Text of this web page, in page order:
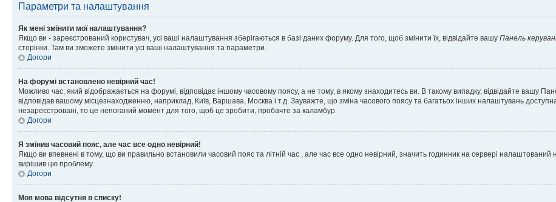
Параметри та налаштування
Як мені змінити мої налаштування?
Якщо ви - зареєстрований користувач, усі ваші налаштування зберігаються в базі даних форуму. Для того, щоб змінити їх, відвідайте вашу Панель
сторінки. Там ви зможете змінити усі ваші налаштування та параметри.
Догори
На форумі встановлено невірний час!
Можливо час, який відображається на форумі, відповідає іншому часовому поясу, а не тому, в якому знаходитесь ви. В такому випадку, відвідайте вашу
відповідав вашому місцезнаходженню, наприклад, Київ, Варшава, Москва і т.д. Зауважте, що зміна часового поясу та багатьох інших налаштувань
незареєстровані, то це непоганий момент для того, щоб це зробити, пробачте за каламбур.
Догори
Я змінив часовий пояс, але час все одно невірний!
Якщо ви впевнені в тому, що ви правильно встановили часовий пояс та літній час , але час все одно невірний, значить годинник на сервері налаштований
вирішив цю проблему.
Догори
Моя мова відсутня в списку!